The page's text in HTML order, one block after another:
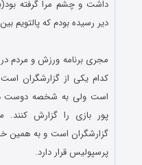
داشت و چشم مرا گرفته
دیر رسیده بودم که پالتویم
مجری برنامه ورزش و مردم
کدام یکی از گزارشگران
است ولی به شخصه دوست
پور بازی را گزارش
گزارشگران است و به همین
پرسپولیس قرار دارد.